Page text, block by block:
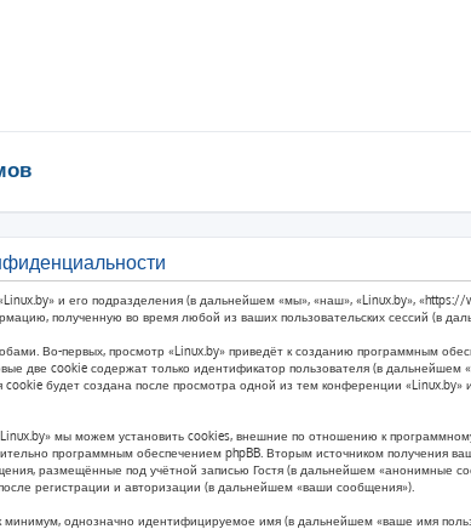
и его подразделения (в дальнейшем «мы», «наш», «Linux.by»,
полученную во время любой из ваших пользовательских сессий (в
Во-первых, просмотр «Linux.by» приведёт к созданию программным
две cookie содержат только идентификатор пользователя (в
будет создана после просмотра одной из тем конференции
мы можем установить cookies, внешние по отношению к
программным обеспечением phpBB. Вторым источником
размещённые под учётной записью Гостя (в дальнейшем «анонимные
регистрации и авторизации (в дальнейшем «ваши сообщения»).
минимум, однозначно идентифицируемое имя (в дальнейшем «ваше имя